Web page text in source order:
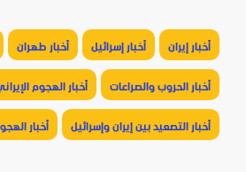
أخبار إيران أخبار إسرائيل أخبار طهران
أخبار الحروب والصراعات أخبار الهجوم
أخبار التصعيد بين إيران وإسرائيل أخبار